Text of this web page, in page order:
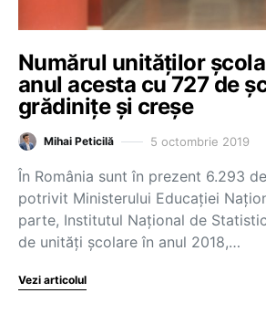
Numărul unităţilor
anul acesta cu 727 de
grădiniţe şi creşe
Mihai Peticilă 5 octombrie 2019
În România sunt în prezent 6.293
potrivit Ministerului Educaţiei
parte, Institutul Naţional de
de unităţi şcolare în anul 2018,…
Vezi articolul